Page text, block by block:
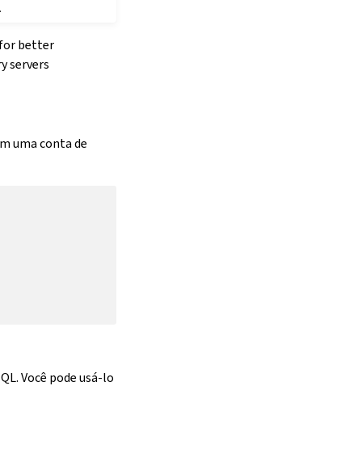
for better
servers
uma conta de
Você pode usá-lo